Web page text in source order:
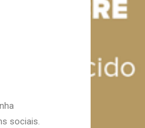
sociais.